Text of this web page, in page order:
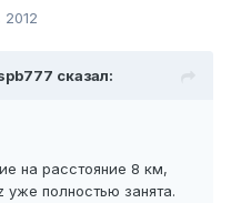
2012
сказал:
на расстояние 8 км,
уже полностью занята.